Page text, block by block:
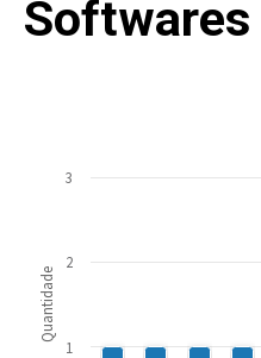
Quantidade
1
2
3